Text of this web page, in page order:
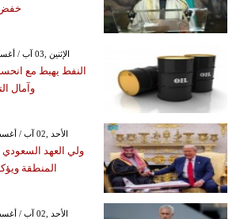
خفض
GMT 07:57 2026 الإثنين ,03 آب / أغسطس
النفط يهبط مع
وآمال
GMT 09:40 2026 الأحد ,02 آب / أغسطس
ولي العهد
المنطقة
GMT 15:16 2026 الأحد ,02 آب / أغسطس